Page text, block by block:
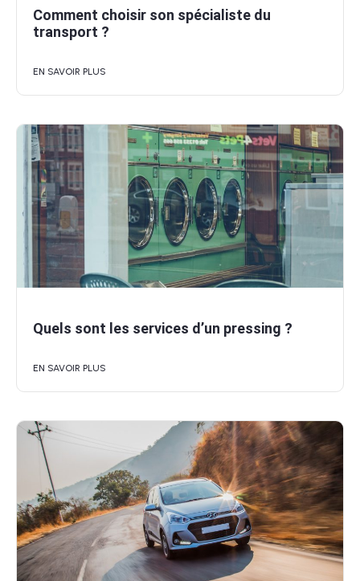
Comment choisir son spécialiste du
transport ?
EN SAVOIR PLUS
Quels sont les services d’un pressing ?
EN SAVOIR PLUS